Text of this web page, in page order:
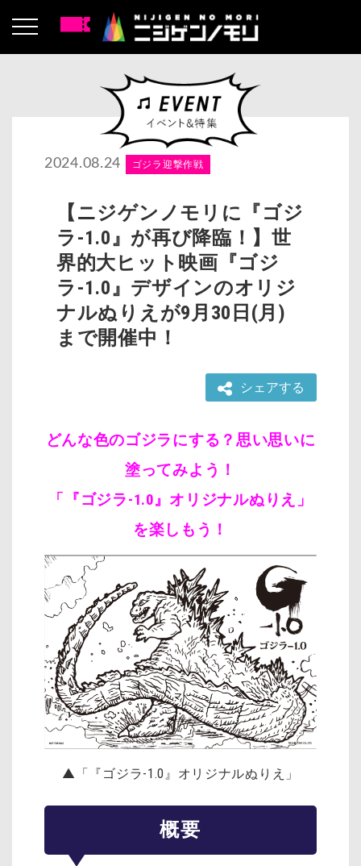
2024.08.24 ゴジラ迎撃作戦
【ニジゲンノモリに『ゴジ
ラ-1.0』が再び降臨！】世
界的大ヒット映画『ゴジ
ラ-1.0』デザインのオリジ
ナルぬりえが9月30日(月)
まで開催中！
シェアする
どんな色のゴジラにする？思い思いに
塗ってみよう！
「『ゴジラ-1.0』オリジナルぬりえ」
を楽しもう！
▲「『ゴジラ-1.0』オリジナルぬりえ」
概要